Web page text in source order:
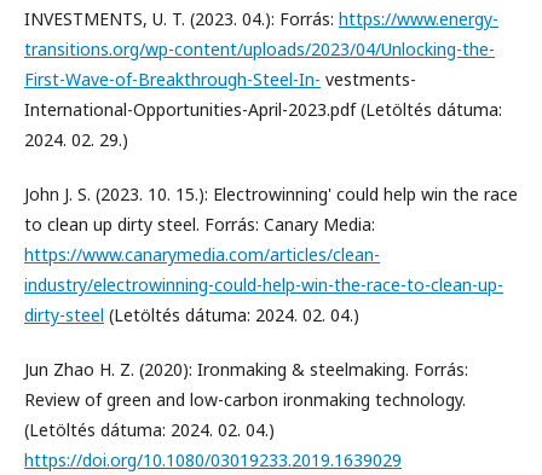
INVESTMENTS, U. T. (2023. 04.): Forrás: https://www.energy-
transitions.org/wp-content/uploads/2023/04/Unlocking-the-
First-Wave-of-Breakthrough-Steel-In- vestments-
International-Opportunities-April-2023.pdf (Letöltés dátuma:
2024. 02. 29.)
John J. S. (2023. 10. 15.): Electrowinning' could help win the race
to clean up dirty steel. Forrás: Canary Media:
https://www.canarymedia.com/articles/clean-
industry/electrowinning-could-help-win-the-race-to-clean-up-
dirty-steel (Letöltés dátuma: 2024. 02. 04.)
Jun Zhao H. Z. (2020): Ironmaking & steelmaking. Forrás:
Review of green and low-carbon ironmaking technology.
(Letöltés dátuma: 2024. 02. 04.)
https://doi.org/10.1080/03019233.2019.1639029